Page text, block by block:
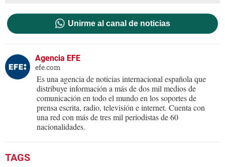
Unirme al canal de noticias
Agencia EFE
efe.com
Es una agencia de noticias internacional española que
distribuye información a más de dos mil medios de
comunicación en todo el mundo en los soportes de
prensa escrita, radio, televisión e internet. Cuenta con
una red con más de tres mil periodistas de 60
nacionalidades.